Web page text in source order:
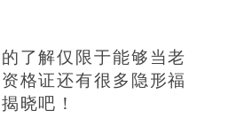
了解仅限于能够当老
格证还有很多隐形福
晓吧！